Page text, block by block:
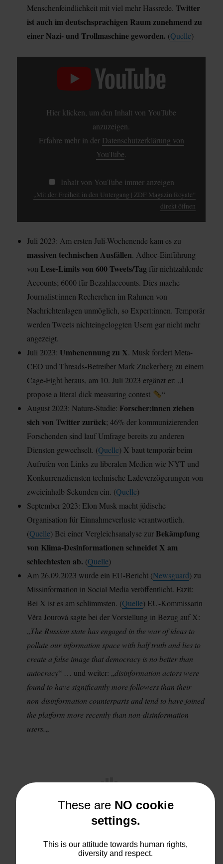
Menschenfeindlichkeit mit viel mehr Hassrede.Twitter
ist auch im deutschsprachigen Raum zunehmend zu
einer Nazi- und Trollmaschine geworden. (Quelle)
„MIT
Hier klicken, um den Inhalt von YouTube
anzuzeigen.
Erfahre mehr in der Datenschutzerklärung von
YouTube.
Inhalt von YouTube immer anzeigen
„Mit der Freiheit in den Untergang | ZDF Magazin Royale“
direkt öffnen
Juli 2023: Am ersten Juli-Wochenende kam es zu
massiven technischen Ausfällen. Adhoc-Einführung
von Lese-Limits von 600 Tweets/Tag für nichtzahlende
Accounts; 6000 für Bezahlaccounts. Dies mache
Journalist:innen Recherchen im Rahmen von
Nachrichtenlagen unmöglich, so Expert:innen. Temporär
werden Tweets nichteingeloggten Usern gar nicht mehr
angezeigt.
Juli 2023: Umbenennung zu X. Musk fordert Meta-
CEO und Threads-Betreiber Mark Zuckerberg zu einem
Cage-Fight heraus, am 10. Juli 2023 ergänzt er: „I
propose a literal dick measuring contest
“
August 2023: Nature-Studie: Forscher:innen ziehen
sich von Twitter zurück; 46% der kommunizierenden
Forschenden sind lauf Umfrage bereits zu anderen
Diensten gewechselt. (Quelle) X baut temporär beim
Aufrufen von Links zu liberalen Medien wie NYT und
Konkurrenzdiensten technische Ladeverzögerungen von
zweieinhalb Sekunden ein. (Quelle)
September 2023: Elon Musk macht jüdische
Organisation für Einnahmeverluste verantwortlich.
(Quelle) Bei einer Vergleichsanalyse zur Bekämpfung
von Klima-Desinformationen schneidet X am
schlechtesten ab. (Quelle)
Am 26.09.2023 wurde ein EU-Bericht (Newsguard) zu
Missinformation in Social Media veröffentlicht. Fazit:
Bei X ist es am schlimmsten. (Quelle) EU-Kommissarin
Věra Jourová sagte bei der Vorstellung in Bezug auf X:
„The Russian state has engaged in the war of ideas to
pollute our information space with half truth and lies to
create a false image that democracy is no better than
autocracy“ … und weiter: „disinformation actors were
found to have significantly more followers than their
non-disinformation counterparts and tend to have joined
the platform more recently than non-disinformation
users.„
Und nun?
These are NO cookie
settings.
This is our attitude towards human rights,
diversity and respect.